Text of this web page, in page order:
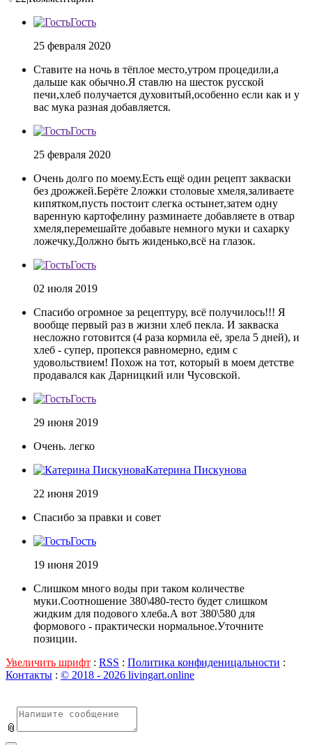
Гость
25 февраля 2020
Ставите на ночь в тёплое место,утром процедили,а
дальше как обычно.Я ставлю на шесток русской
печи,хлеб получается духовитый,особенно если как и у
вас мука разная добавляется.
Гость
25 февраля 2020
Очень долго по моему.Есть ещё один рецепт закваски
без дрожжей.Берёте 2ложки столовые хмеля,заливаете
кипятком,пусть постоит слегка остынет,затем одну
варенную картофелину разминаете добавляете в отвар
хмеля,перемешайте добавьте немного муки и сахарку
ложечку.Должно быть жиденько,всё на глазок.
Гость
02 июля 2019
Спасибо огромное за рецептуру, всё получилось!!! Я
вообще первый раз в жизни хлеб пекла. И закваска
несложно готовится (4 раза кормила её, зрела 5 дней), и
хлеб - супер, пропекся равномерно, едим с
удовольствием! Похож на тот, который в моем детстве
продавался как Дарницкий или Чусовской.
Гость
29 июня 2019
Очень. легко
Катерина Пискунова
22 июня 2019
Спасибо за правки и совет
Гость
19 июня 2019
Слишком много воды при таком количестве
муки.Соотношение 380\480-тесто будет слишком
жидким для подового хлеба.А вот 380\580 для
формового - практически нормальное.Уточните
позиции.
Увеличить шрифт : RSS : Политика конфиденицальности :
Контакты : © 2018 - 2026 livingart.online
📎